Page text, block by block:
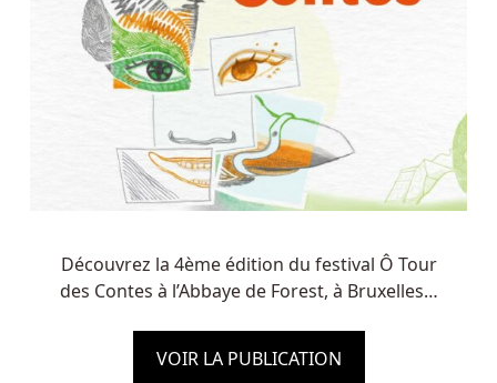
Découvrez la 4ème édition du festival Ô Tour
des Contes à l’Abbaye de Forest, à Bruxelles…
VOIR LA PUBLICATION